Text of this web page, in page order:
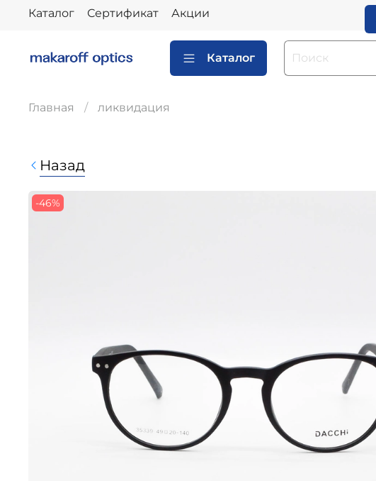
Каталог Сертификат Акции
Каталог
Главная ликвидация
Назад
-46%